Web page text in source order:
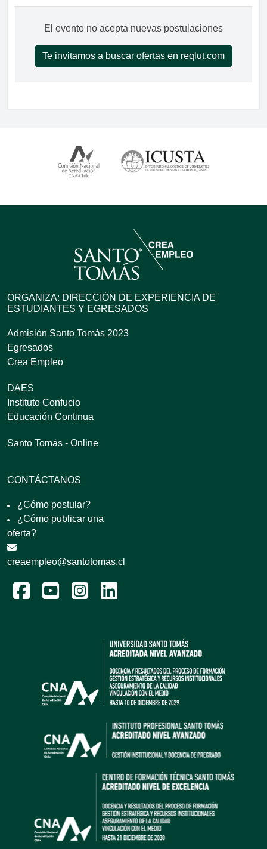
El evento no acepta nuevas postulaciones
Te invitamos a buscar ofertas en reqlut.com
ORGANIZA: DIRECCIÓN DE EXPERIENCIA DE
ESTUDIANTES Y EGRESADOS
Admisión Santo Tomás 2023
Egresados
Crea Empleo
DAES
Instituto Confucio
Educación Continua
Santo Tomás - Online
CONTÁCTANOS
¿Cómo postular?
¿Cómo publicar una
oferta?
creaempleo@santotomas.cl